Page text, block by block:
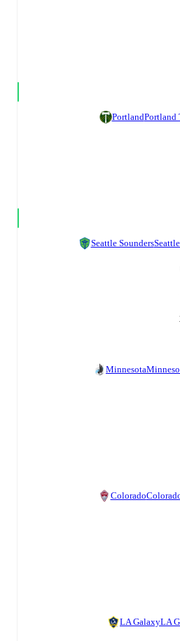
PortlandPortland
Seattle Sounders
Minnesota
Colorado
LA GalaxyLA